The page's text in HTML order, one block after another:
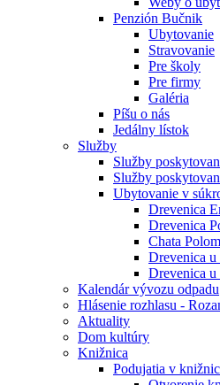
Penzión Bučnik
Ubytovanie
Stravovanie
Pre školy
Pre firmy
Galéria
Píšu o nás
Jedálny lístok
Služby
Služby
Služby
Ubytovanie v
Drevenica
Drevenica
Chata
Drevenica u
Drevenica
Kalendár vývozu odpadu
Hlásenie rozhlasu -
Aktuality
Dom kultúry
Knižnica
Podujatia v